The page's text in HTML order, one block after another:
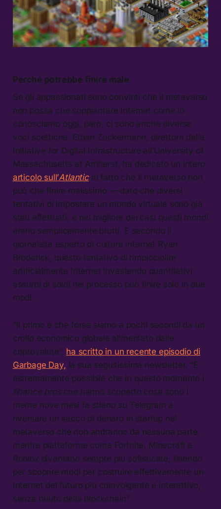
Perché potrebbe finire male
Se gli appassionati sono convinti che il metaverso
non possa che soppiantare Internet come lo
conosciamo oggi, però, ci sono anche diverse
voci scettiche. Ethan Zuckermann, direttore della
Initiative for Digital Infrastructure all’University of
Massachusetts at Amherst, ha dedicato un intero
articolo sull’Atlantical fatto che il metaverso non
può che finire malissimo — dato che diversi
tentativi di impostare un mondo virtuale sono già
stati effettuati, e nel migliore dei casi questi mondi
erano semplicemente brutti. E secondo il
giornalista esperto di cultura internet Ryan
Broderick, questo tentativo di rimpicciolire
artificialmente Internet investendo quantitativi
assurdi di soldi nel processo può finire solo in due
modi.
“Il primo è che forse siamo a pochi secondi da un
crollo economico globale alimentato dalle
criptovalute”, ha scritto in un recente episodio di
Garbage Day, la sua seguitissima newsletter. “È
estremamente possibile che in questo momento i
finance brosche hanno scoperto cosa sono i
meme nove mesi fa stiano su Telegram a
riversare un sacco di denaro in startup nel
metaverso che non andranno da nessuna parte,
mentre piattaforme come Fortnite, Minecraft e
Roblox diventano sempre più sofisticate, finendo
per scoprire modi per costruire effettivamente un
Internet del futuro più coinvolgente e interattivo,
senza l’aiuto della blockchain”